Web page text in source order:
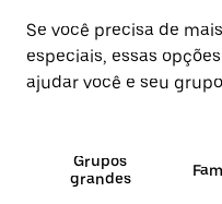
Se você precisa de
especiais, essas
ajudar você e seu
Grupos
grandes